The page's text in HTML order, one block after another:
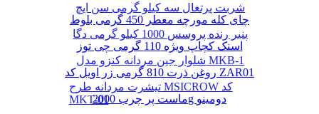
شربت پرتغال سه کیلو گرمی سن ایچ
پنیر رنده پروسس 1000 کیلو گرمی دگا
شلوار جین مردانه کنزو مدل MKB-1
تیشرت مردانه طرح MSICROW کد
MKT-01
چای کله مورچه معطر 450 گرمی بلوط
اسنک کچاپ ویژه 110 گرمی چی توز
روغن ذرت 810 گرمی زر اویل کد ZAR01
ماست پر چرب 2000g دومینو